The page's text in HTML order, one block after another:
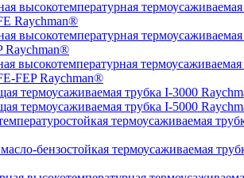
Raychman®
Raychman®
FEP Raychman®